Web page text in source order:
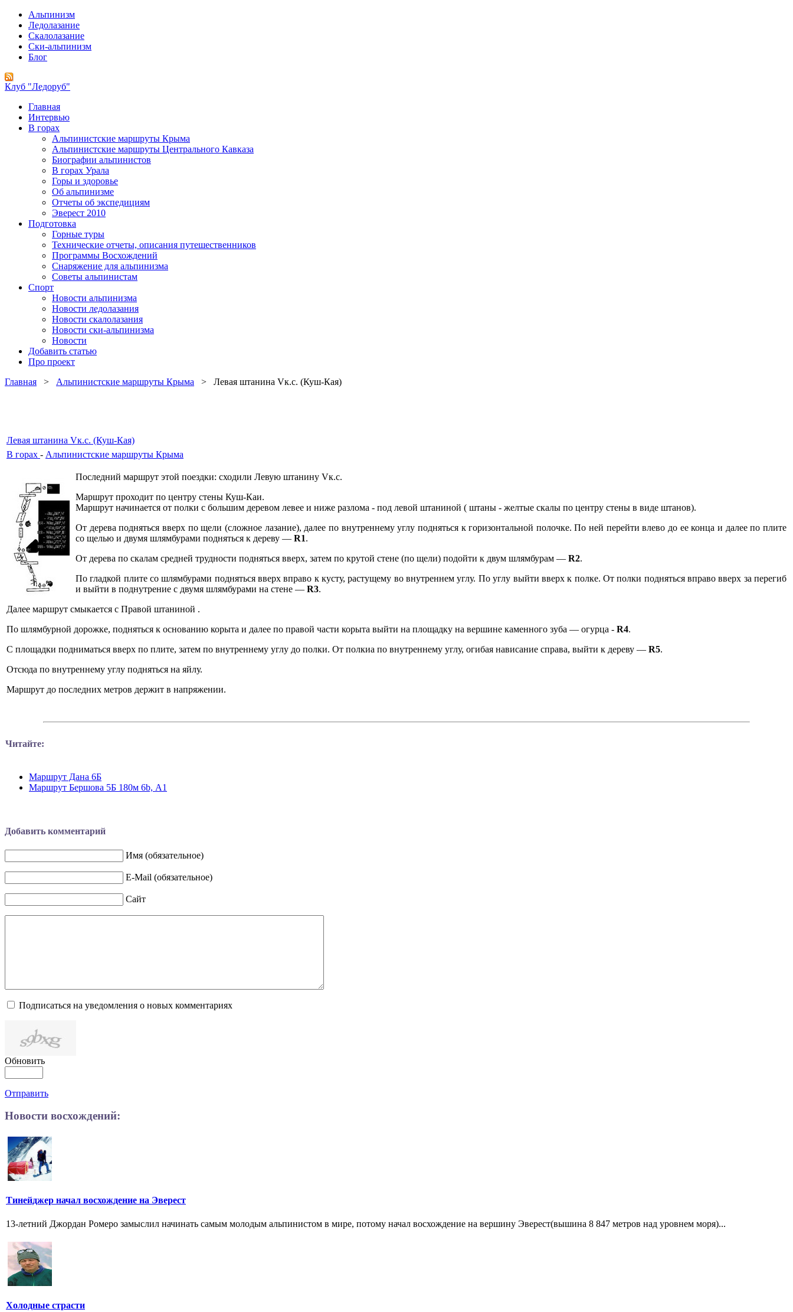
Альпинизм
Ледолазание
Скалолазание
Ски-альпинизм
Блог
Клуб "Ледоруб"
Главная
Интервью
В горах
Альпинистские маршруты Крыма
Альпинистские маршруты Центрального Кавказа
Биографии альпинистов
В горах Урала
Горы и здоровье
Об альпинизме
Отчеты об экспедициям
Эверест 2010
Подготовка
Горные туры
Технические отчеты, описания путешественников
Программы Восхождений
Снаряжение для альпинизма
Советы альпинистам
Спорт
Новости альпинизма
Новости ледолазания
Новости скалолазания
Новости ски-альпинизма
Новости
Добавить статью
Про проект
Главная > Альпинистские маршруты Крыма > Левая штанина Vк.с. (Куш-Кая)
Левая штанина Vк.с. (Куш-Кая)
В горах - Альпинистские маршруты Крыма
Последний маршрут этой поездки: сходили Левую штанину Vк.с.
Маршрут проходит по центру стены Куш-Каи.
Маршрут начинается от полки с большим деревом левее и ниже разлома - под левой штаниной ( штаны - желтые скалы по центру стены в виде штанов).
От дерева подняться вверх по щели (сложное лазание), далее по внутреннему углу подняться к горизонтальной полочке. По ней перейти влево до ее конца и далее по плите
со щелью и двумя шлямбурами подняться к дереву — R1.
От дерева по скалам средней трудности подняться вверх, затем по крутой стене (по щели) подойти к двум шлямбурам — R2.
По гладкой плите со шлямбурами подняться вверх вправо к кусту, растущему во внутреннем углу. По углу выйти вверх к полке. От полки подняться вправо вверх за перегиб
и выйти в поднутрение с двумя шлямбурами на стене — R3.
Далее маршрут смыкается с Правой штаниной .
По шлямбурной дорожке, подняться к основанию корыта и далее по правой части корыта выйти на площадку на вершине каменного зуба — огурца - R4.
С площадки подниматься вверх по плите, затем по внутреннему углу до полки. От полкиа по внутреннему углу, огибая нависание справа, выйти к дереву — R5.
Отсюда по внутреннему углу подняться на яйлу.
Маршрут до последних метров держит в напряжении.
Читайте:
Маршрут Дана 6Б
Маршрут Бершова 5Б 180м 6b, А1
Добавить комментарий
Имя (обязательное)
E-Mail (обязательное)
Сайт
Подписаться на уведомления о новых комментариях
Обновить
Отправить
Новости восхождений:
Тинейджер начал восхождение на Эверест
13-летний Джордан Ромеро замыслил начинать самым молодым альпинистом в мире, потому начал восхождение на вершину Эверест(вышина 8 847 метров над уровнем моря)...
Холодные страсти